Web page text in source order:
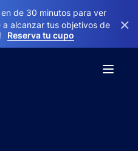
de 30 minutos para ver
alcanzar tus objetivos de
Reserva tu cupo
×